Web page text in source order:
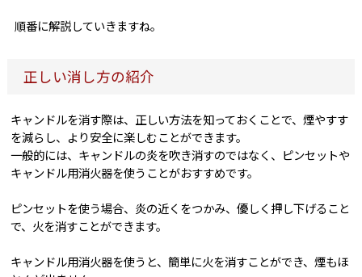
順番に解説していきますね。
正しい消し方の紹介
キャンドルを消す際は、正しい方法を知っておくことで、煙やすす
を減らし、より安全に楽しむことができます。
一般的には、キャンドルの炎を吹き消すのではなく、ピンセットや
キャンドル用消火器を使うことがおすすめです。
ピンセットを使う場合、炎の近くをつかみ、優しく押し下げること
で、火を消すことができます。
キャンドル用消火器を使うと、簡単に火を消すことができ、煙もほ